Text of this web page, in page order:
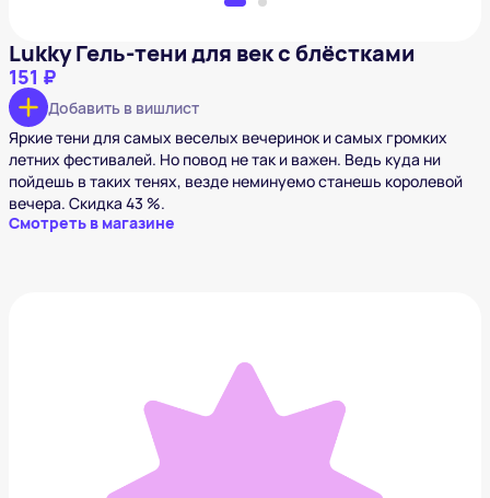
Lukky Гель-тени для век с блёстками
151 ₽
Добавить в вишлист
Яркие тени для самых веселых вечеринок и самых громких
летних фестивалей. Но повод не так и важен. Ведь куда ни
пойдешь в таких тенях, везде неминуемо станешь королевой
вечера. Скидка 43 %.
Смотреть в магазине